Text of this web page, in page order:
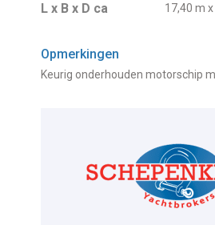
L x B x D ca 17,40 m
Opmerkingen
Keurig onderhouden motorschip